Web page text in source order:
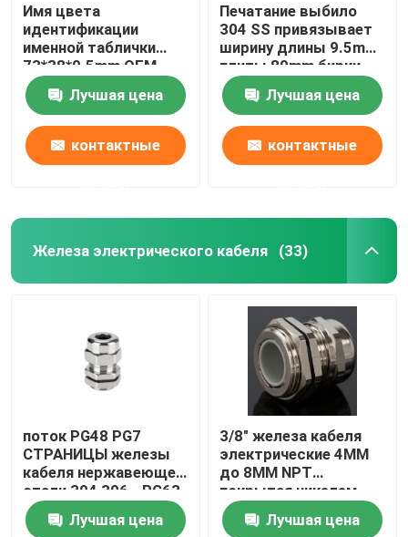
Имя цвета
идентификации
именной таблички
73*38*0.5mm OEM
алюминиевое
маркирует для
оборудования
Лучшая цена
контактные
Печатание выбило
304 SS привязывает
ширину длины 9.5mm
плиты 89mm бирки
Лучшая цена
контактные
Железа электрического кабеля (33)
поток PG48 PG7
СТРАНИЦЫ железы
кабеля нержавеющей
стали 304 306 - PG63
водоустойчивое
Лучшая цена
3/8" железа кабеля
электрические 4MM
до 8MM NPT
покрытая никелем
латунная
водоустойчивые
Лучшая цена